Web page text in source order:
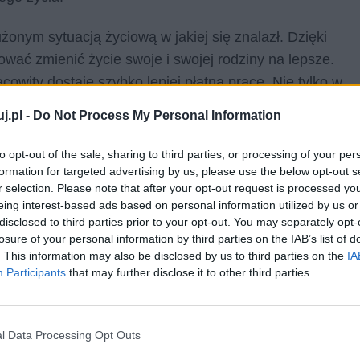
- Do Not Process My Personal Information
opt-out of the sale, sharing to third parties, or processing of your
for targeted advertising by us, please use the below opt-out
selection. Please note that after your opt-out request is processed
interest-based ads based on personal information utilized by us
to third parties prior to your opt-out. You may separately
of your personal information by third parties on the IAB’s list of
This information may also be disclosed by us to third parties on the
Participants that may further disclose it to other third parties.
Data Processing Opt Outs
sytuacją życiową w jakiej się znalazł. Dzięki
zmienić życie swoje i swojej rodziny na lepsze.
dostaje szybko lepiej płatną pracę. Nie tylko w
wyjazd do Ameryki, która wówczas jawiła się jako
w działalność konspiracyjną. To
który jednak nie daje za wygraną i dla dobra
Jego postać budzi podziw. Dobrze, że
swoje życie na lepsze, ponieważ wielu ludzi
próby.